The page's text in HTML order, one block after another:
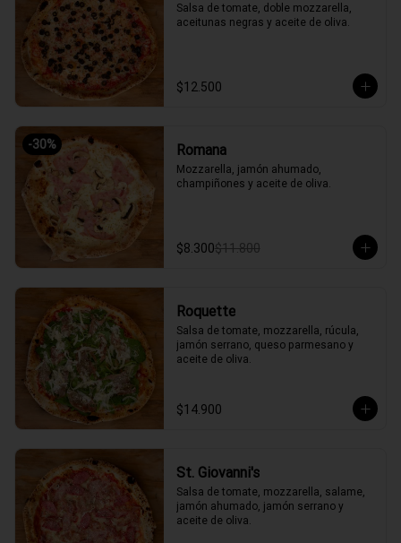
Salsa de tomate, doble mozzarella,
aceitunas negras y aceite de oliva.
$12.500
-30% Romana
Mozzarella, jamón ahumado,
champiñones y aceite de oliva.
$8.300$11.800
Roquette
Salsa de tomate, mozzarella, rúcula,
jamón serrano, queso parmesano y
aceite de oliva.
$14.900
St. Giovanni's
Salsa de tomate, mozzarella, salame,
jamón ahumado, jamón serrano y
aceite de oliva.